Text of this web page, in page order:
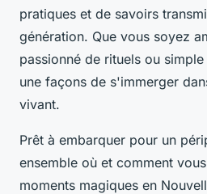
pratiques et de savoirs
génération. Que vous soyez
passionné de rituels ou
une façons de s'immerger
vivant.
Prêt à embarquer pour un
ensemble où et comment
moments magiques en